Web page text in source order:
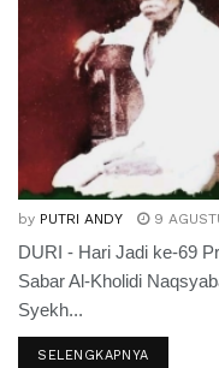
by PUTRI ANDY 9
DURI - Hari Jadi ke-69
Sabar Al-Kholidi
Syekh...
SELENGKAPNYA